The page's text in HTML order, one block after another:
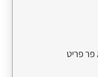
פר פריט